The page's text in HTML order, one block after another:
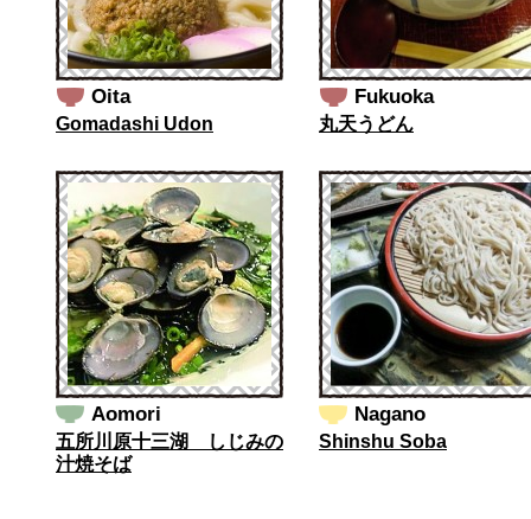
Oita
Gomadashi Udon
Fukuoka
丸天うどん
Aomori
五所川原十三湖 しじみの
汁焼そば
Nagano
Shinshu Soba